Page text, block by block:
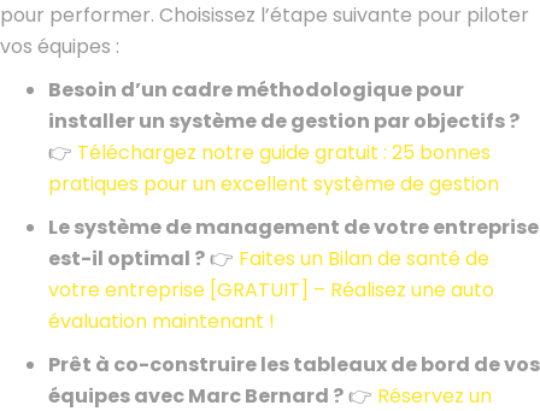
pour performer. Choisissez l’étape suivante pour piloter
vos équipes :
Besoin d’un cadre méthodologique pour
installer un système de gestion par objectifs ?
👉 Téléchargez notre guide gratuit : 25 bonnes
pratiques pour un excellent système de gestion
Le système de management de votre entreprise
est-il optimal ?👉 Faites un Bilan de santé de
votre entreprise [GRATUIT] – Réalisez une auto
évaluation maintenant !
Prêt à co-construire les tableaux de bord de vos
équipes avec Marc Bernard ?👉 Réservez un